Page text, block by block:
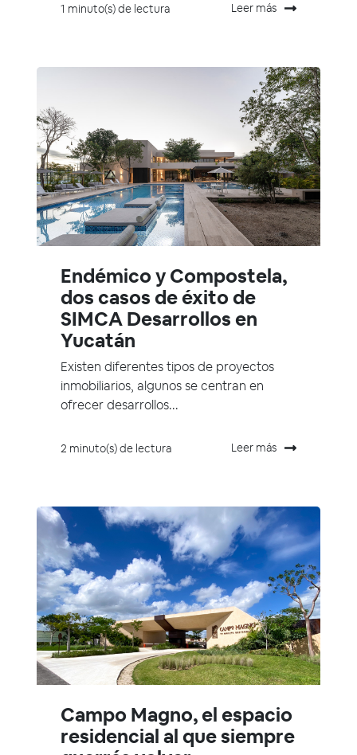
1 minuto(s) de lectura Leer más
Endémico y Compostela,
dos casos de éxito de
SIMCA Desarrollos en
Yucatán
Existen diferentes tipos de proyectos
inmobiliarios, algunos se centran en
ofrecer desarrollos...
2 minuto(s) de lectura Leer más
Campo Magno, el espacio
residencial al que siempre